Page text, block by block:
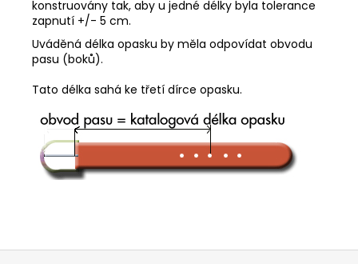
konstruovány tak, aby u jedné délky byla tolerance
zapnutí +/- 5 cm.
Uváděná délka opasku by měla odpovídat obvodu
pasu (boků).
Tato délka sahá ke třetí dírce opasku.